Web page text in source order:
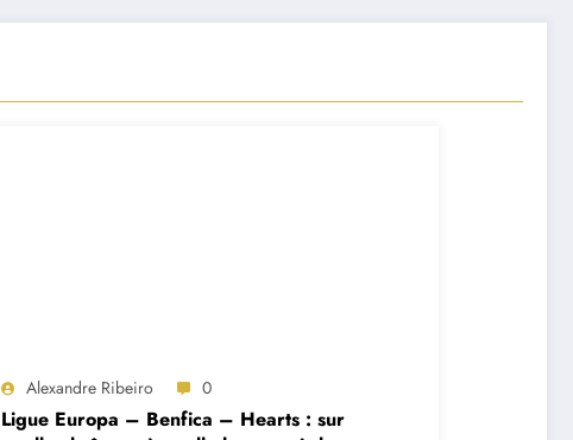
Alexandre Ribeiro 0
Ligue Europa – Benfica – Hearts : sur